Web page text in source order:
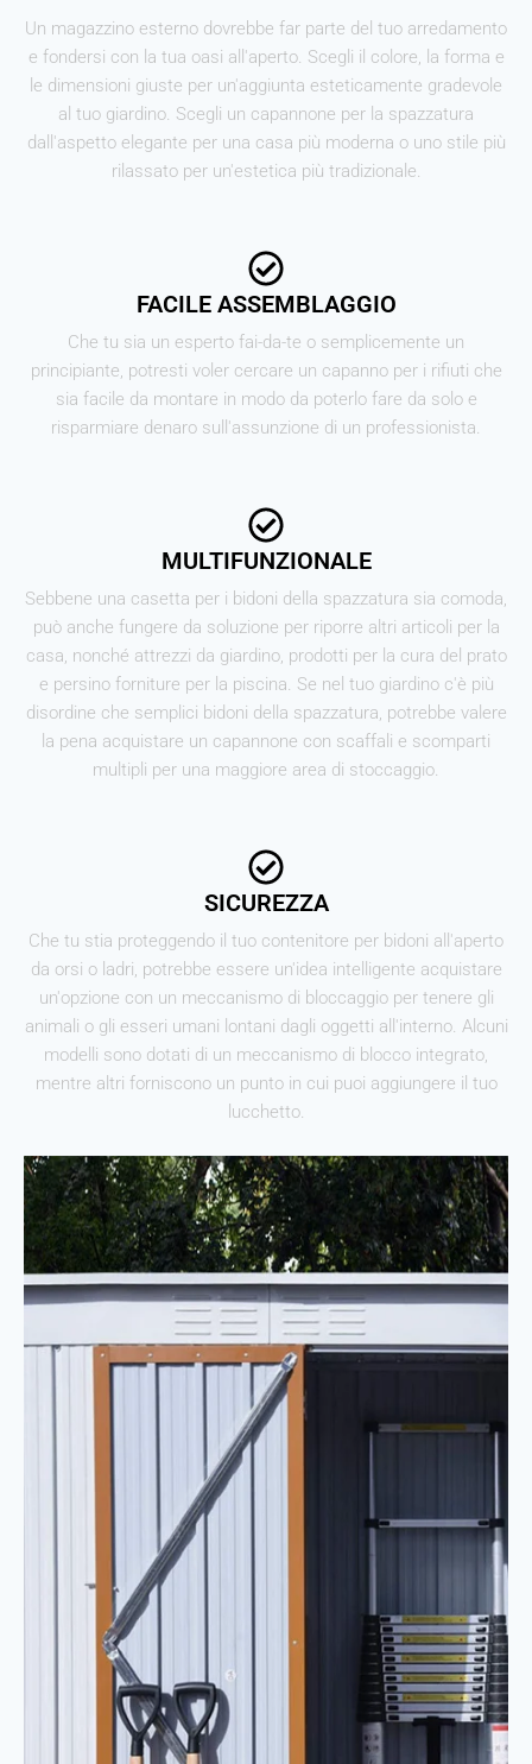
Un magazzino esterno dovrebbe far parte del tuo arredamento
e fondersi con la tua oasi all'aperto. Scegli il colore, la forma e
le dimensioni giuste per un'aggiunta esteticamente gradevole
al tuo giardino. Scegli un capannone per la spazzatura
dall'aspetto elegante per una casa più moderna o uno stile più
rilassato per un'estetica più tradizionale.
FACILE ASSEMBLAGGIO
Che tu sia un esperto fai-da-te o semplicemente un
principiante, potresti voler cercare un capanno per i rifiuti che
sia facile da montare in modo da poterlo fare da solo e
risparmiare denaro sull'assunzione di un professionista.
MULTIFUNZIONALE
Sebbene una casetta per i bidoni della spazzatura sia comoda,
può anche fungere da soluzione per riporre altri articoli per la
casa, nonché attrezzi da giardino, prodotti per la cura del prato
e persino forniture per la piscina. Se nel tuo giardino c'è più
disordine che semplici bidoni della spazzatura, potrebbe valere
la pena acquistare un capannone con scaffali e scomparti
multipli per una maggiore area di stoccaggio.
SICUREZZA
Che tu stia proteggendo il tuo contenitore per bidoni all'aperto
da orsi o ladri, potrebbe essere un'idea intelligente acquistare
un'opzione con un meccanismo di bloccaggio per tenere gli
animali o gli esseri umani lontani dagli oggetti all'interno. Alcuni
modelli sono dotati di un meccanismo di blocco integrato,
mentre altri forniscono un punto in cui puoi aggiungere il tuo
lucchetto.